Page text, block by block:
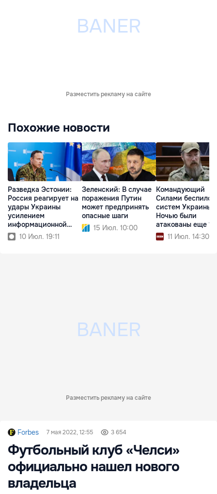
Разместить рекламу на сайте
Похожие новости
Разведка Эстонии:
Россия реагирует на
удары Украины
усилением
информационной
войны10 Июл. 19:11
Зеленский: В случае
поражения Путин
может предпринять
опасные шаги
15 Июл. 10:00
Командующий
Силами
систем Украины:
Ночью были
атакованы еще 14
судов РФ
11 Июл. 14:30
Разместить рекламу на сайте
Forbes 7 мая 2022, 12:55 3 654
Футбольный клуб «Челси»
официально нашел нового
владельца